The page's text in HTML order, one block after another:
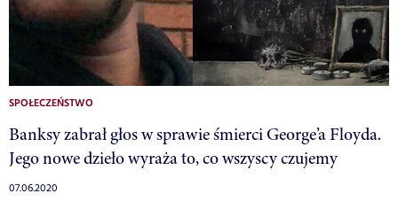
SPOŁECZEŃSTWO
Banksy zabrał głos w sprawie śmierci George’a Floyda.
Jego nowe dzieło wyraża to, co wszyscy czujemy
07.06.2020